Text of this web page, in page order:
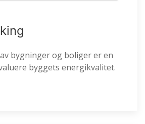
bygninger og boliger er en
byggets energikvalitet.